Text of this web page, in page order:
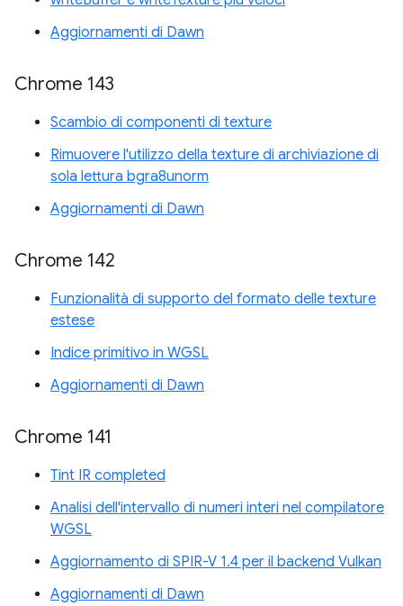
Aggiornamenti di Dawn
Chrome 143
Scambio di componenti di texture
Rimuovere l'utilizzo della texture di archiviazione di
sola lettura bgra8unorm
Aggiornamenti di Dawn
Chrome 142
Funzionalità di supporto del formato delle texture
estese
Indice primitivo in WGSL
Aggiornamenti di Dawn
Chrome 141
Tint IR completed
Analisi dell'intervallo di numeri interi nel compilatore
WGSL
Aggiornamento di SPIR-V 1.4 per il backend Vulkan
Aggiornamenti di Dawn